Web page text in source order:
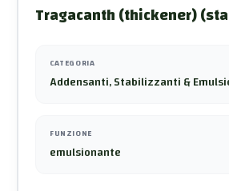
Tragacanth (thickener)
CATEGORIA
Addensanti, Stabilizzanti &
FUNZIONE
emulsionante